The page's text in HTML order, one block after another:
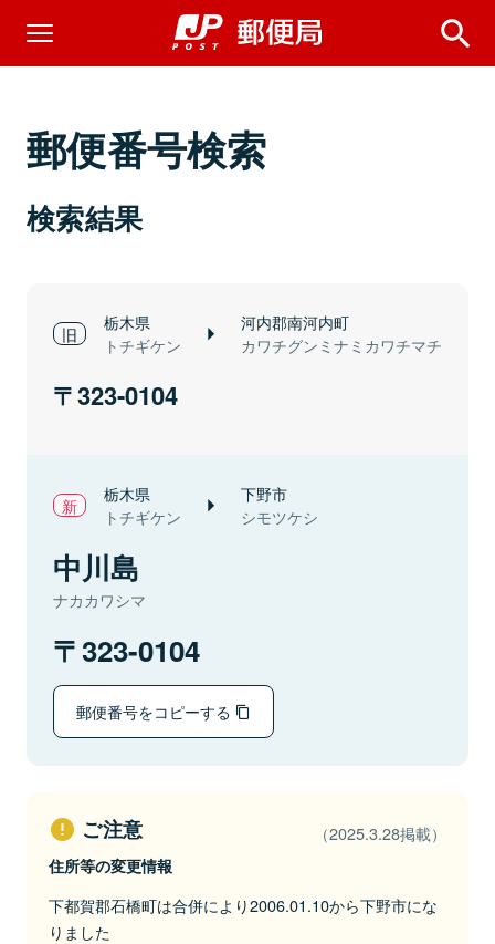
郵便番号検索
検索結果
栃木県
トチギケン
河内郡南河内町
カワチグンミナミカワチマチ
323-0104
栃木県
トチギケン
下野市
シモツケシ
中川島
ナカカワシマ
323-0104
郵便番号をコピーする
ご注意 （2025.3.28掲載）
住所等の変更情報
下都賀郡石橋町は合併により2006.01.10から下野市にな
りました